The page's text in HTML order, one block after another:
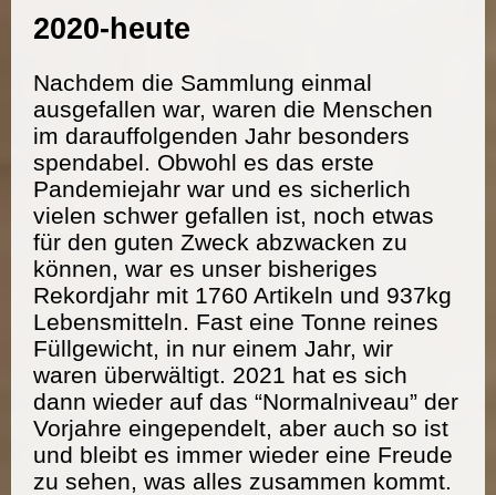
2020-heute
Nachdem die Sammlung einmal
ausgefallen war, waren die Menschen
im darauffolgenden Jahr besonders
spendabel. Obwohl es das erste
Pandemiejahr war und es sicherlich
vielen schwer gefallen ist, noch etwas
für den guten Zweck abzwacken zu
können, war es unser bisheriges
Rekordjahr mit 1760 Artikeln und 937kg
Lebensmitteln. Fast eine Tonne reines
Füllgewicht, in nur einem Jahr, wir
waren überwältigt. 2021 hat es sich
dann wieder auf das “Normalniveau” der
Vorjahre eingependelt, aber auch so ist
und bleibt es immer wieder eine Freude
zu sehen, was alles zusammen kommt.